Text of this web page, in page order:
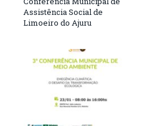
Assistência Social de
Limoeiro do Ajuru